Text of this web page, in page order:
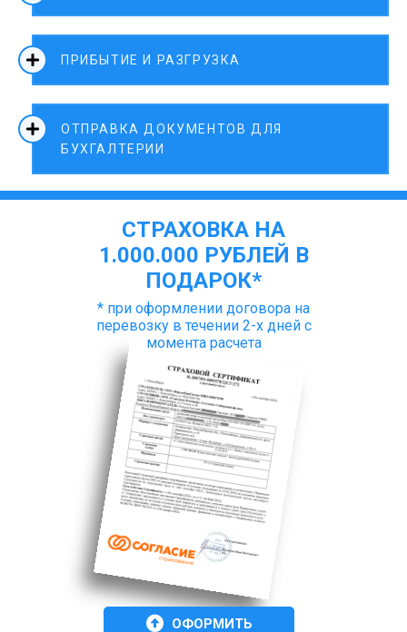
ПРИБЫТИЕ И РАЗГРУЗКА
ОТПРАВКА ДОКУМЕНТОВ ДЛЯ
БУХГАЛТЕРИИ
СТРАХОВКА НА
1.000.000 РУБЛЕЙ В
ПОДАРОК*
* при оформлении договора на
перевозку в течении 2-х дней с
момента расчета
ОФОРМИТЬ